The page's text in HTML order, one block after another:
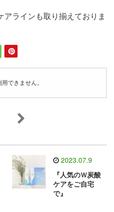
ラインも取り揃えておりま
できません。
2023.07.9
『人気のＷ炭酸
ケアをご自宅
で』